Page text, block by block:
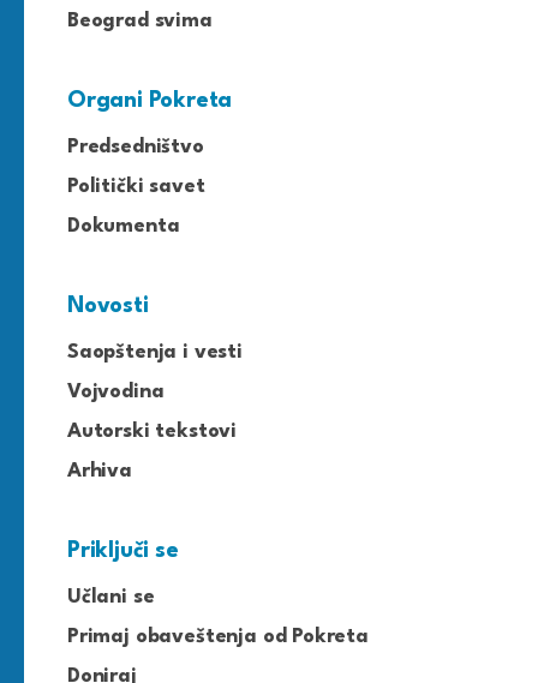
Beograd svima
Organi Pokreta
Predsedništvo
Politički savet
Dokumenta
Novosti
Saopštenja i vesti
Vojvodina
Autorski tekstovi
Arhiva
Priključi se
Učlani se
Primaj obaveštenja od Pokreta
Doniraj